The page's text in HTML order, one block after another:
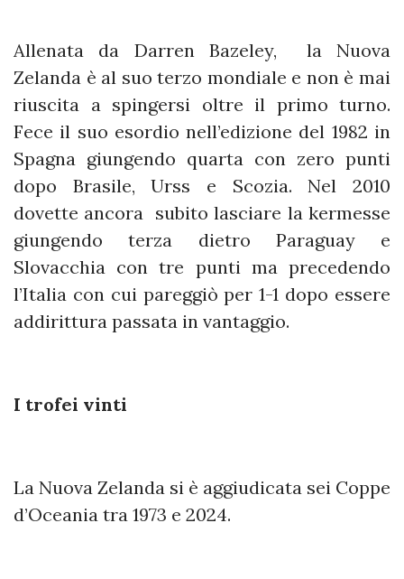
Allenata da Darren Bazeley, la Nuova
Zelanda è al suo terzo mondiale e non è mai
riuscita a spingersi oltre il primo turno.
Fece il suo esordio nell’edizione del 1982 in
Spagna giungendo quarta con zero punti
dopo Brasile, Urss e Scozia. Nel 2010
dovette ancora subito lasciare la kermesse
giungendo terza dietro Paraguay e
Slovacchia con tre punti ma precedendo
l’Italia con cui pareggiò per 1-1 dopo essere
addirittura passata in vantaggio.
I trofei vinti
La Nuova Zelanda si è aggiudicata sei Coppe
d’Oceania tra 1973 e 2024.